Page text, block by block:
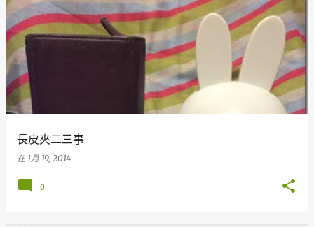
長皮夾二三事
在1月 19, 2014
0